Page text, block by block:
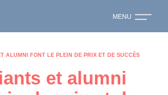
MENU
ALUMNI FONT LE PLEIN DE PRIX ET DE SUCCÈS
et alumni